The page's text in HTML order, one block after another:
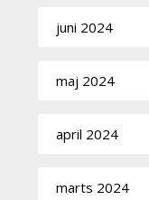
juni 2024
maj 2024
april 2024
marts 2024